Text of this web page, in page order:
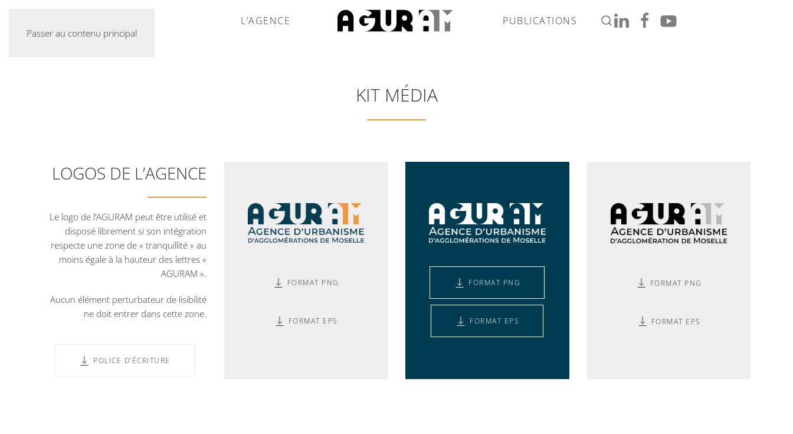
Passer au contenu principal
L’AGENCE PUBLICATIONS
KIT MÉDIA
LOGOS DE L’AGENCE
Le logo de l’AGURAM peut être utilisé et
disposé librement si son intégration
respecte une zone de « tranquillité » au
moins égale à la hauteur des lettres «
AGURAM ».
Aucun élément perturbateur de lisibilité
ne doit entrer dans cette zone.
POLICE D’ÉCRITURE
FORMAT PNG
FORMAT EPS
FORMAT PNG
FORMAT EPS
FORMAT PNG
FORMAT EPS